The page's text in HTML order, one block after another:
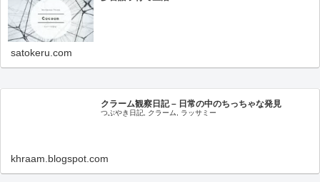
satokeru.com
クラーム観察日記 – 日常の中のちっちゃな発見
つぶやき日記, クラーム, ラッサミー
khraam.blogspot.com